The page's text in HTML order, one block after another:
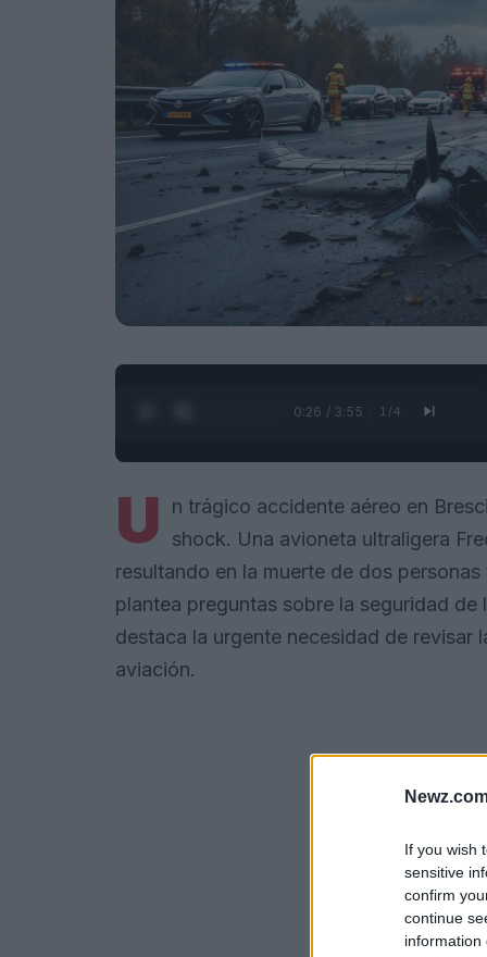
If you wish
sensitive
confirm
continue
information
0:27 / 3:55 1 /4
U
n trágico accidente aéreo en
shock. Una avioneta ultraligera
resultando en la muerte de dos
plantea preguntas sobre la seguridad
destaca la urgente necesidad de revisar
aviación.